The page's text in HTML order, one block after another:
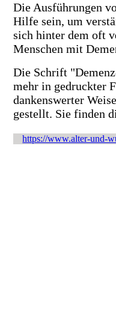
Die Ausführungen
Hilfe sein, um
sich hinter dem oft
Menschen mit
Die Schrift
mehr in gedruckter
dankenswerter
gestellt. Sie finden
https://www.alter-und-